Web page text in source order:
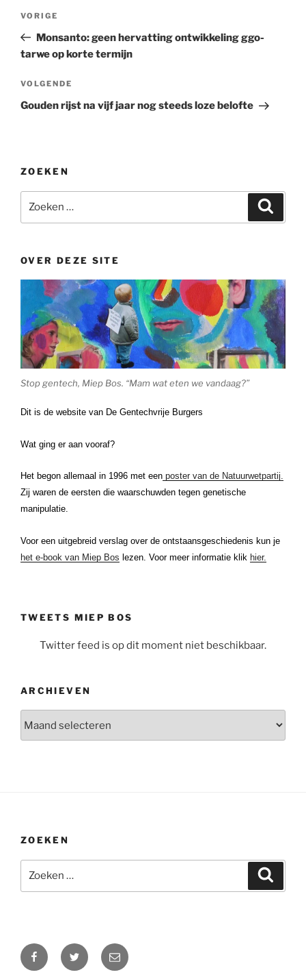
Vorig
bericht
VORIGE
Monsanto: geen hervatting ontwikkeling ggo-
tarwe op korte termijn
Volgend
bericht
VOLGENDE
Gouden rijst na vijf jaar nog steeds loze belofte
ZOEKEN
naar:
OVER DEZE SITE
Stop gentech, Miep Bos. “Mam wat eten we vandaag?”
Dit is de website van De Gentechvrije Burgers
Wat ging er aan vooraf?
Het begon allemaal in 1996 met een poster van de Natuurwetpartij.
Zij waren de eersten die waarschuwden tegen genetische
manipulatie.
Voor een uitgebreid verslag over de ontstaansgeschiedenis kun je
het e-book van Miep Bos lezen. Voor meer informatie klik hier.
TWEETS MIEP BOS
Twitter feed is op dit moment niet beschikbaar.
ARCHIEVEN
ZOEKEN
naar:
FacebookTwitter E-
mail